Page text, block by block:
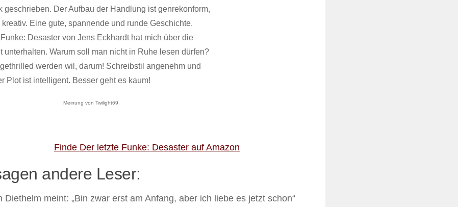
geschrieben. Der Aufbau der Handlung ist genrekonform,
Eine gute, spannende und runde Geschichte.
Desaster von Jens Eckhardt hat mich über die
unterhalten. Warum soll man nicht in Ruhe lesen dürfen?
werden wil, darum! Schreibstil angenehm und
Plot ist intelligent. Besser geht es kaum!
Meinung von Twilight69
Finde Der letzte Funke: Desaster auf Amazon
andere Leser:
Diethelm meint: „Bin zwar erst am Anfang, aber ich liebe es jetzt schon“